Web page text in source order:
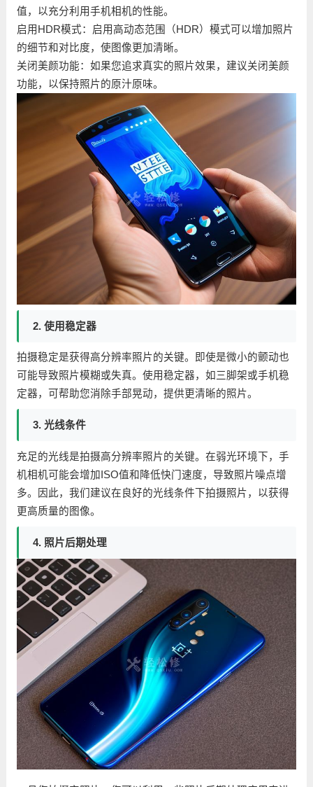
值，以充分利用手机相机的性能。
启用HDR模式：启用高动态范围（HDR）模式可以增加照片
的细节和对比度，使图像更加清晰。
关闭美颜功能：如果您追求真实的照片效果，建议关闭美颜
功能，以保持照片的原汁原味。
2. 使用稳定器
拍摄稳定是获得高分辨率照片的关键。即使是微小的颤动也
可能导致照片模糊或失真。使用稳定器，如三脚架或手机稳
定器，可帮助您消除手部晃动，提供更清晰的照片。
3. 光线条件
充足的光线是拍摄高分辨率照片的关键。在弱光环境下，手
机相机可能会增加ISO值和降低快门速度，导致照片噪点增
多。因此，我们建议在良好的光线条件下拍摄照片，以获得
更高质量的图像。
4. 照片后期处理